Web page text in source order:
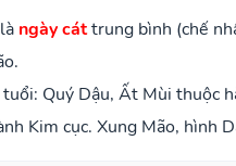
ngày cáttrung bình (chế
Quý Dậu, Ất Mùi thuộc
Kim cục. Xung Mão, hình